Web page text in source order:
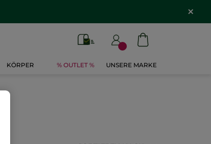
KÖRPER % OUTLET % UNSERE MARKE